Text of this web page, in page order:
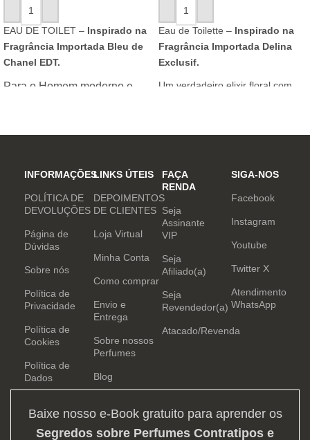
ADICIONAR AO CARRINHO
EAU DE TOILET – Inspirado na
Fragrância Importada Bleu de
Chanel EDT.
Para o Homem moderno e
inovar sempre, provocando
e determinação.
ADICIONAR AO CARRINHO
Eau de Toilette – Inspirado na
Fragrância Importada Delina
Exclusif.
Um verdadeiro elixir floral com
INFORMAÇÕES
POLÍTICA DE
DEVOLUÇÕES
Página de
Dúvidas
Sobre nós
Política de
Privacidade
Política de
Cookies
Política de
Dados
LINKS ÚTEIS
DEPOIMENTOS
DE CLIENTES
Loja Virtual
Minha Conta
Como comprar
Envio e
Entrega
Sobre nossos
Perfumes
Blog
FAÇA
RENDA
Seja
Assinante
VIP
Seja
Afiliado(a)
Seja
Revendedor(a)
Atacado/Revenda
SIGA-NOS
Facebook
Instagram
Youtube
Twitter X
Atendimento
WhatsApp
Baixe nosso e-Book gratuito para aprender os
Segredos sobre Perfumes Contratipos e